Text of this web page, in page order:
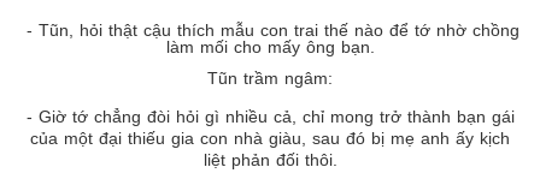
- Tũn, hỏi thật cậu thích mẫu con trai thế nào để tớ nhờ chồng
làm mối cho mấy ông bạn.
Tũn trầm ngâm:
- Giờ tớ chẳng đòi hỏi gì nhiều cả, chỉ mong trở thành bạn gái
của một đại thiếu gia con nhà giàu, sau đó bị mẹ anh ấy kịch
liệt phản đối thôi.